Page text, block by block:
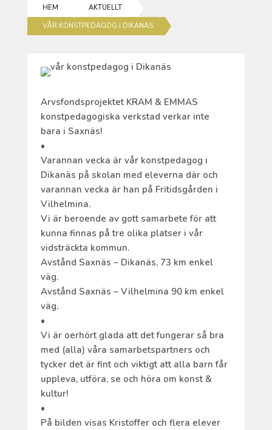
HEM
AKTUELLT
VÅR KONSTPEDAGOG I DIKANÄS
Arvsfondsprojektet KRAM & EMMAS
konstpedagogiska verkstad verkar inte
bara i Saxnäs!
•
Varannan vecka är vår konstpedagog i
Dikanäs på skolan med eleverna där och
varannan vecka är han på Fritidsgården i
Vilhelmina.
Vi är beroende av gott samarbete för att
kunna finnas på tre olika platser i vår
vidsträckta kommun.
Avstånd Saxnäs – Dikanäs, 73 km enkel
väg.
Avstånd Saxnäs – Vilhelmina 90 km enkel
väg.
•
Vi är oerhört glada att det fungerar så bra
med (alla) våra samarbetspartners och
tycker det är fint och viktigt att alla barn får
uppleva, utföra, se och höra om konst &
kultur!
•
På bilden visas Kristoffer och flera elever